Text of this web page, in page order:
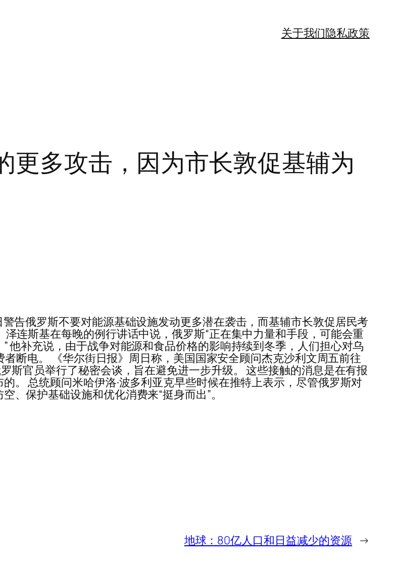
关于我们隐私政策
更多攻击，因为市长敦促基辅为
告俄罗斯不要对能源基础设施发动更多潜在袭击，而基辅市长敦促居民考
连斯基在每晚的例行讲话中说，俄罗斯“正在集中力量和手段，可能会重
他补充说，由于战争对能源和食品价格的影响持续到冬季，人们担心对乌
断电。 《华尔街日报》周日称，美国国家安全顾问杰克沙利文周五前往
斯官员举行了秘密会谈，旨在避免进一步升级。 这些接触的消息是在有报
。 总统顾问米哈伊洛·波多利亚克早些时候在推特上表示，尽管俄罗斯对
、保护基础设施和优化消费来“挺身而出”。
地球：80亿人口和日益减少的资源 →